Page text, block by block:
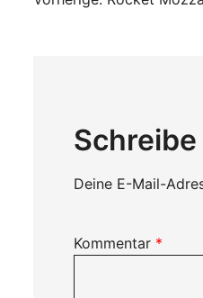
Deine E-Mail-
Kommentar *